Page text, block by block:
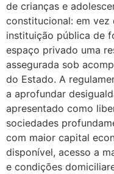
de crianças e
constitucional: em
instituição pública de
espaço privado uma
assegurada sob
do Estado. A
a aprofundar
apresentado como
sociedades
com maior capital
disponível, acesso a
e condições